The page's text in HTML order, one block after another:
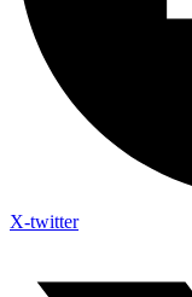
X-twitter